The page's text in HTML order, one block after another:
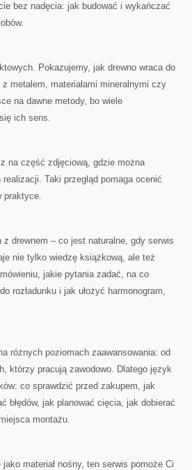
bez nadęcia: jak budować i wykańczać
Pokazujemy, jak drewno wraca do
metalem, materiałami mineralnymi czy
na dawne metody, bo wiele
ich sens.
na część zdjęciową, gdzie można
Taki przegląd pomaga ocenić
praktyce.
drewnem – co jest naturalne, gdy serwis
nie tylko wiedzę książkową, ale też
jakie pytania zadać, na co
rozładunku i jak ułożyć harmonogram,
różnych poziomach zaawansowania: od
którzy pracują zawodowo. Dlatego język
co sprawdzić przed zakupem, jak
jak planować cięcia, jak dobierać
montażu.
materiał nośny, ten serwis pomoże Ci